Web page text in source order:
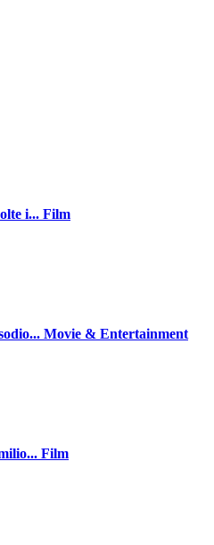
i... Film
Movie & Entertainment
Film